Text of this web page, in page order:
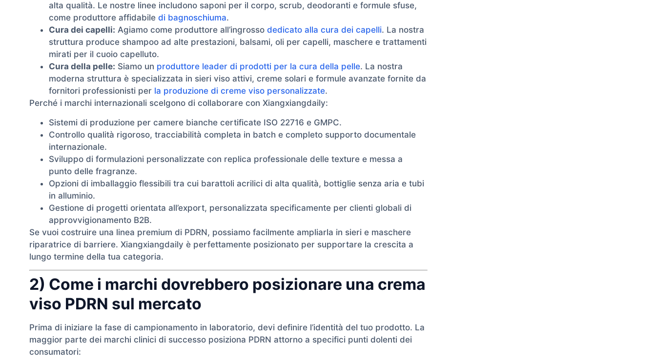
alta qualità. Le nostre linee includono saponi per il corpo, scrub, deodoranti e formule sfuse,
come produttore affidabile di bagnoschiuma.
Cura dei capelli: Agiamo come produttore all’ingrosso dedicato alla cura dei capelli. La nostra
struttura produce shampoo ad alte prestazioni, balsami, oli per capelli, maschere e trattamenti
mirati per il cuoio capelluto.
Cura della pelle: Siamo un produttore leader di prodotti per la cura della pelle. La nostra
moderna struttura è specializzata in sieri viso attivi, creme solari e formule avanzate fornite da
fornitori professionisti per la produzione di creme viso personalizzate.
Perché i marchi internazionali scelgono di collaborare con Xiangxiangdaily:
Sistemi di produzione per camere bianche certificate ISO 22716 e GMPC.
Controllo qualità rigoroso, tracciabilità completa in batch e completo supporto documentale
internazionale.
Sviluppo di formulazioni personalizzate con replica professionale delle texture e messa a
punto delle fragranze.
Opzioni di imballaggio flessibili tra cui barattoli acrilici di alta qualità, bottiglie senza aria e tubi
in alluminio.
Gestione di progetti orientata all’export, personalizzata specificamente per clienti globali di
approvvigionamento B2B.
Se vuoi costruire una linea premium di PDRN, possiamo facilmente ampliarla in sieri e maschere
riparatrice di barriere. Xiangxiangdaily è perfettamente posizionato per supportare la crescita a
lungo termine della tua categoria.
2) Come i marchi dovrebbero posizionare una crema
viso PDRN sul mercato
Prima di iniziare la fase di campionamento in laboratorio, devi definire l’identità del tuo prodotto. La
maggior parte dei marchi clinici di successo posiziona PDRN attorno a specifici punti dolenti dei
consumatori: